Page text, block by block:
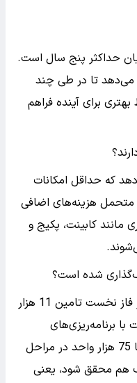
حداکثر پنج سال است.
می‌دهد تا در طی چند
برای آینده فراهم
که حداقل امکانات
متحمل هزینه‌های اضافی
مانند کابینت، پکیج و
شده است؟
هدف‌گذاری وزارت راه و شهرسازی در فاز نخست تامین 11 هزار
برنامه‌ریزی‌های
بلندمدت برای افزایش این ظرفیت تا 75 هزار واحد در مراحل
هم محقق شود، یعنی